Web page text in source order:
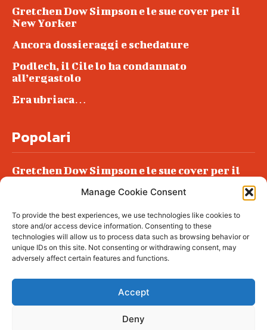
Manage Cookie Consent
To provide the best experiences, we use technologies like cookies to
store and/or access device information. Consenting to these
technologies will allow us to process data such as browsing behavior or
unique IDs on this site. Not consenting or withdrawing consent, may
adversely affect certain features and functions.
Accept
Deny
Gretchen Dow Simpson e le sue cover per il
New Yorker
Ancora dossieraggi e schedature
Podlech, il Cile lo ha condannato
all’ergastolo
Era ubriaca…
Popolari
Gretchen Dow Simpson e le sue cover per il
Podlech, il Cile lo ha condannato
all’ergastolo
Era ubriaca…
© tagDiv - All rights reserved. Made with